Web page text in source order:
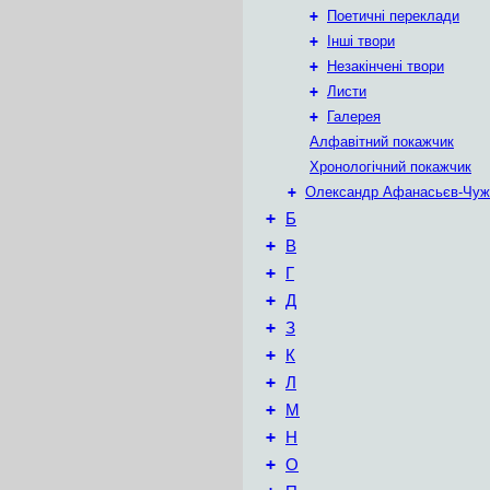
+
Поетичні переклади
+
Інші твори
+
Незакінчені твори
+ Листи
+
Галерея
Алфавітний покажчик
Хронологічний покажчик
+ Олександр Афанасьєв-
+ Б
+ В
+ Г
+ Д
+ З
+ К
+ Л
+ М
+ Н
+ О